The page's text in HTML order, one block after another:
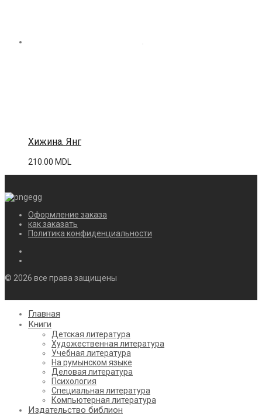
Хижина. Янг
210.00 MDL
Оформление заказа
как заказать
Политика конфиденциальности
© 2026 все права защищены
Главная
Книги
Детская литература
Художественная литература
Учебная литература
На румынском языке
Деловая литература
Психология
Специальная литература
Компьютерная литература
Издательство библион